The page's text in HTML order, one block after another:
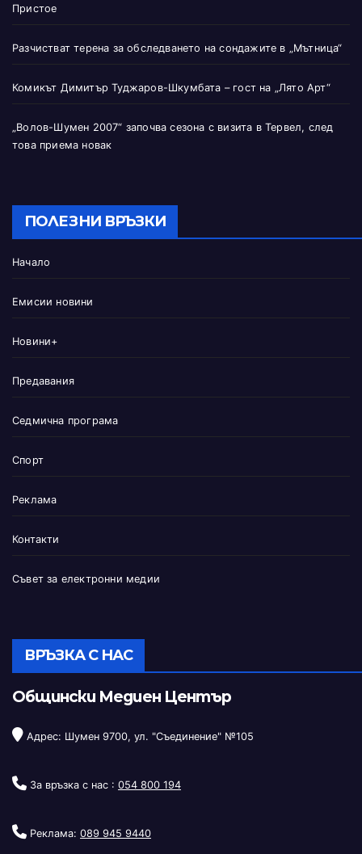
Пристое
Разчистват терена за обследването на сондажите в „Мътница“
Комикът Димитър Туджаров-Шкумбата – гост на „Лято Арт“
„Волов-Шумен 2007“ започва сезона с визита в Тервел, след
това приема новак
ПОЛЕЗНИ ВРЪЗКИ
Начало
Емисии новини
Новини+
Предавания
Седмична програма
Спорт
Реклама
Контакти
Съвет за електронни медии
ВРЪЗКА С НАС
Общински Медиен Център
Адрес: Шумен 9700, ул. "Съединение" №105
За връзка с нас : 054 800 194
Реклама: 089 945 9440